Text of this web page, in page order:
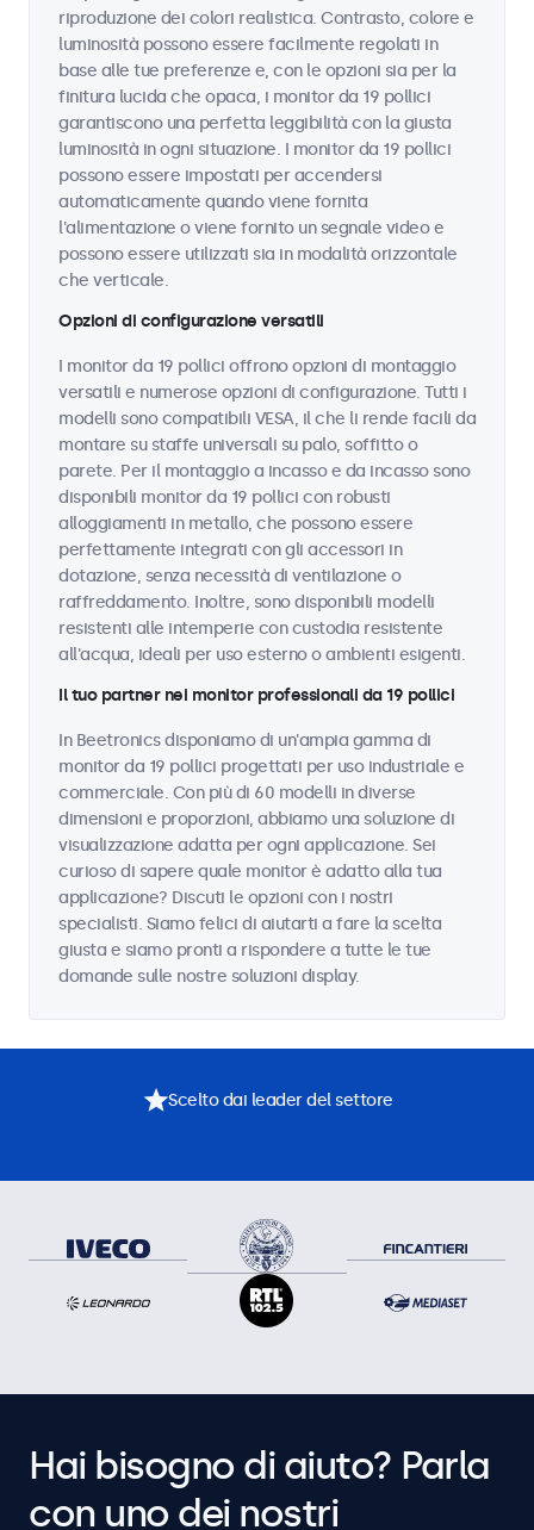
riproduzione dei colori realistica. Contrasto, colore e
luminosità possono essere facilmente regolati in
base alle tue preferenze e, con le opzioni sia per la
finitura lucida che opaca, i monitor da 19 pollici
garantiscono una perfetta leggibilità con la giusta
luminosità in ogni situazione. I monitor da 19 pollici
possono essere impostati per accendersi
automaticamente quando viene fornita
l'alimentazione o viene fornito un segnale video e
possono essere utilizzati sia in modalità orizzontale
che verticale.
Opzioni di configurazione versatili
I monitor da 19 pollici offrono opzioni di montaggio
versatili e numerose opzioni di configurazione. Tutti i
modelli sono compatibili VESA, il che li rende facili da
montare su staffe universali su palo, soffitto o
parete. Per il montaggio a incasso e da incasso sono
disponibili monitor da 19 pollici con robusti
alloggiamenti in metallo, che possono essere
perfettamente integrati con gli accessori in
dotazione, senza necessità di ventilazione o
raffreddamento. Inoltre, sono disponibili modelli
resistenti alle intemperie con custodia resistente
all'acqua, ideali per uso esterno o ambienti esigenti.
Il tuo partner nei monitor professionali da 19 pollici
In Beetronics disponiamo di un'ampia gamma di
monitor da 19 pollici progettati per uso industriale e
commerciale. Con più di 60 modelli in diverse
dimensioni e proporzioni, abbiamo una soluzione di
visualizzazione adatta per ogni applicazione. Sei
curioso di sapere quale monitor è adatto alla tua
applicazione? Discuti le opzioni con i nostri
specialisti. Siamo felici di aiutarti a fare la scelta
giusta e siamo pronti a rispondere a tutte le tue
domande sulle nostre soluzioni display.
Scelto dai leader del settore
Hai bisogno di aiuto? Parla
con uno dei nostri